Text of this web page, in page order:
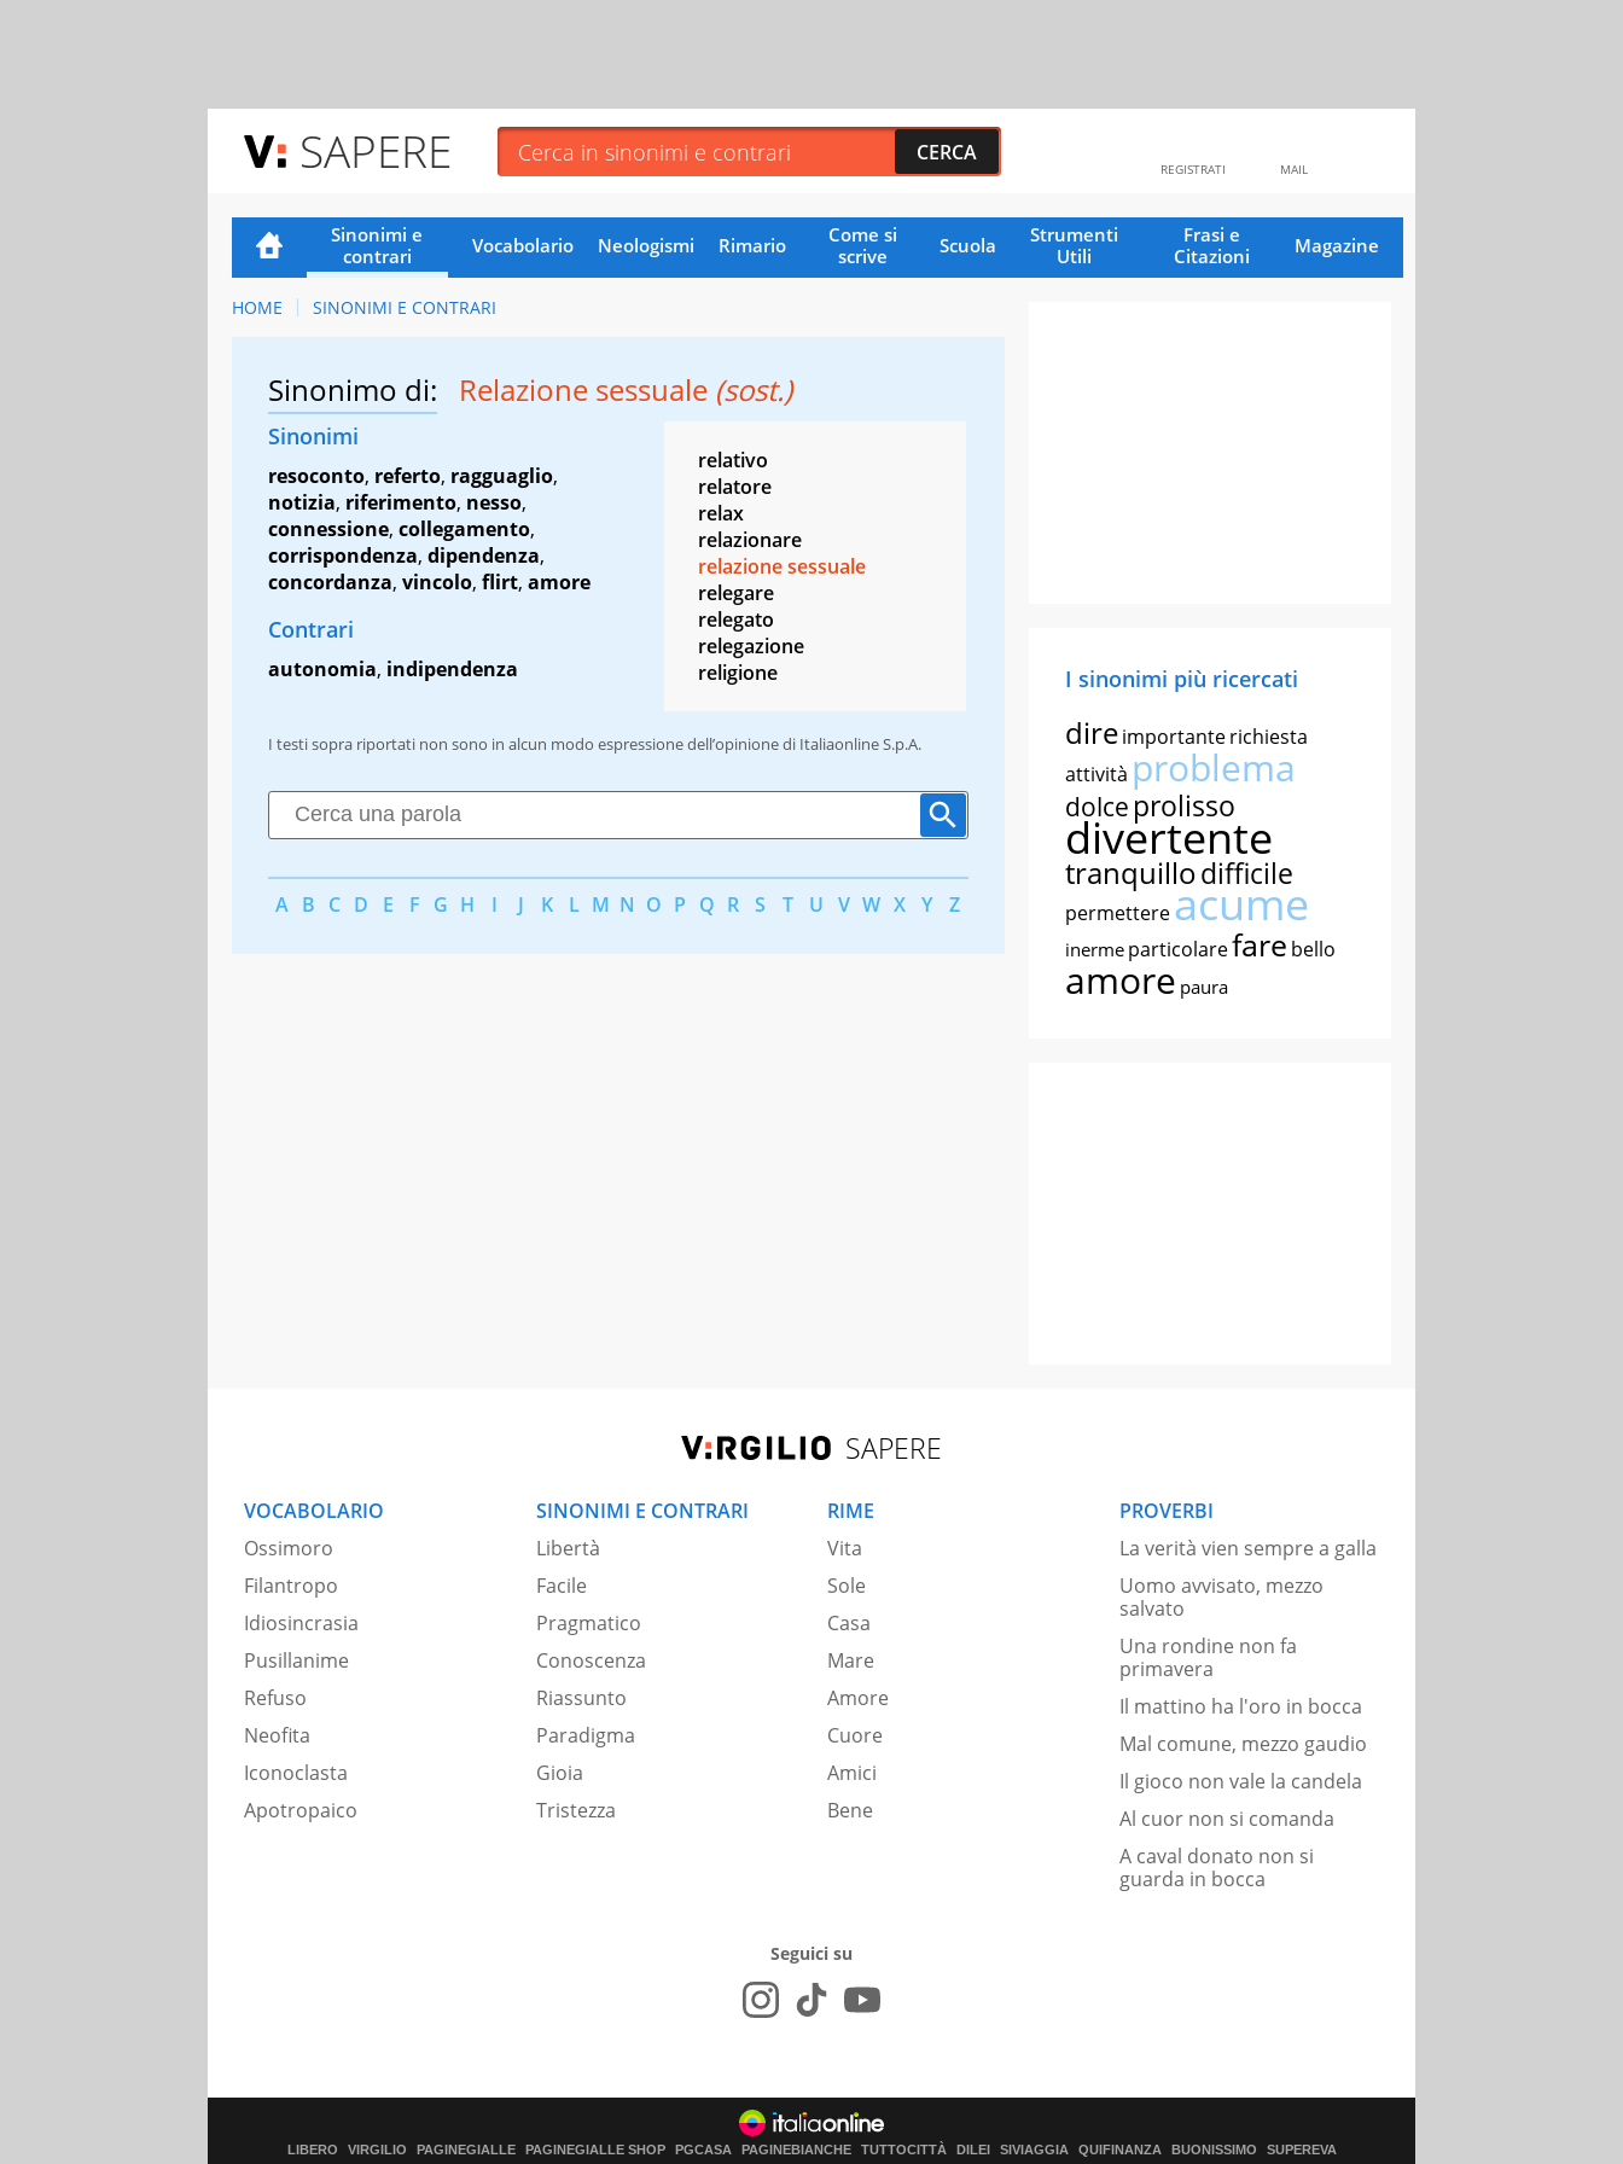
SAPERE MAIL
REGISTRATI
Sinonimi e
contrari
Vocabolario Neologismi Rimario
Come si
scrive
Scuola
Strumenti
Utili
Frasi e
Citazioni
Magazine
HOME SINONIMI E CONTRARI
Sinonimo di: Relazione sessuale (sost.)
Sinonimi
resoconto, referto, ragguaglio,
notizia, riferimento, nesso,
connessione, collegamento,
corrispondenza, dipendenza,
concordanza, vincolo, flirt, amore
Contrari
autonomia, indipendenza
relativo
relatore
relax
relazionare
relazione sessuale
relegare
relegato
relegazione
religione
I testi sopra riportati non sono in alcun modo espressione dell’opinione di Italiaonline S.p.A.
A B C D E F G H I J K L M N O P Q R S T U V W X Y Z
I sinonimi più ricercati
direimportanterichiesta
attività problema
dolce prolisso
divertente
tranquillodifficile
permettereacume
inerme particolarefare bello
amore paura
SAPERE
VOCABOLARIO
Ossimoro
Filantropo
Idiosincrasia
Pusillanime
Refuso
Neofita
Iconoclasta
Apotropaico
SINONIMI E CONTRARI
Libertà
Facile
Pragmatico
Conoscenza
Riassunto
Paradigma
Gioia
Tristezza
RIME
Vita
Sole
Casa
Mare
Amore
Cuore
Amici
Bene
PROVERBI
La verità vien sempre a galla
Uomo avvisato, mezzo
salvato
Una rondine non fa
primavera
Il mattino ha l'oro in bocca
Mal comune, mezzo gaudio
Il gioco non vale la candela
Al cuor non si comanda
A caval donato non si
guarda in bocca
Seguici su
LIBERO VIRGILIO PAGINEGIALLE PAGINEGIALLE SHOP PGCASA PAGINEBIANCHE TUTTOCITTÀ DILEI SIVIAGGIA QUIFINANZA BUONISSIMO SUPEREVA